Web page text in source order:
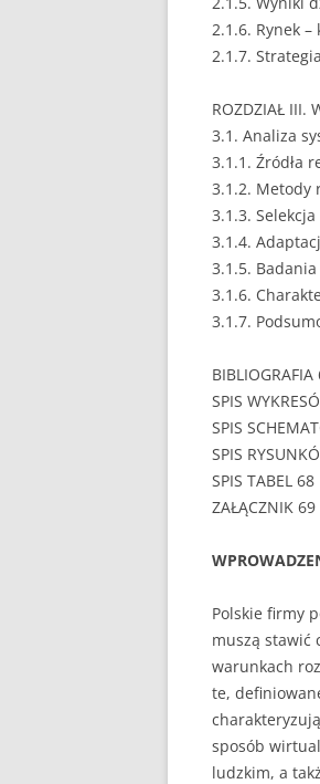
2.1.6. Rynek
2.1.7.
ROZDZIAŁ III.
3.1. Analiza
3.1.1. Źródła
3.1.2. Metody
3.1.3.
3.1.4.
3.1.5.
3.1.6.
3.1.7.
BIBLIOGRAFIA
SPIS
SPIS
SPIS
SPIS TABEL 68
ZAŁĄCZNIK 69
Polskie firmy
muszą stawić
warunkach
te,
sposób
ludzkim, a